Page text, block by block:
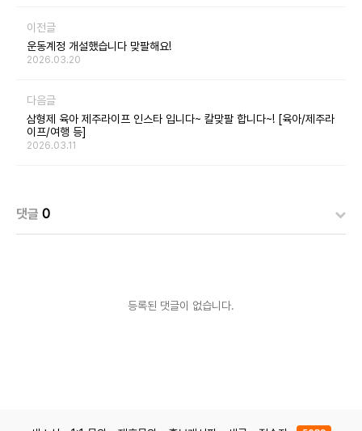
이전글
운동계정 개설했습니다 맞팔해요!
2026.03.20
다음글
삼형제 육아 제주라이프 인스타 입니다~ 칼맞팔 합니다~! [육아/제주라
이프/여행 등]
2026.03.11
댓글 0
등록된 댓글이 없습니다.